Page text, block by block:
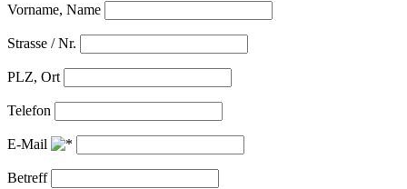
Vorname, Name
Strasse / Nr.
PLZ, Ort
Telefon
E-Mail
Betreff